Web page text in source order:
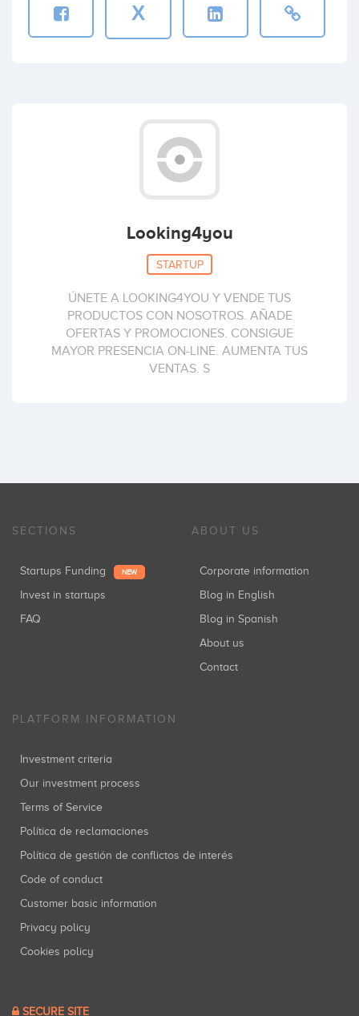
X
Looking4you
STARTUP
ÚNETE A LOOKING4YOU Y VENDE TUS
PRODUCTOS CON NOSOTROS. AÑADE
OFERTAS Y PROMOCIONES. CONSIGUE
MAYOR PRESENCIA ON-LINE. AUMENTA TUS
VENTAS. S
SECTIONS
Startups Funding NEW
Invest in startups
FAQ
ABOUT US
Corporate information
Blog in English
Blog in Spanish
About us
Contact
PLATFORM INFORMATION
Investment criteria
Our investment process
Terms of Service
Política de reclamaciones
Política de gestión de conflictos de interés
Code of conduct
Customer basic information
Privacy policy
Cookies policy
SECURE SITE